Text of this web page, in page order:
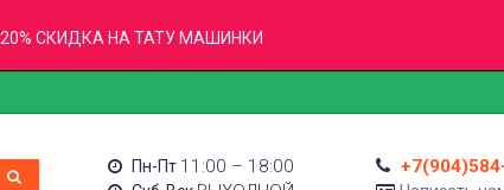
20% СКИДКА НА ТАТУ МАШИНКИ
Пн-Пт 11:00 – 18:00